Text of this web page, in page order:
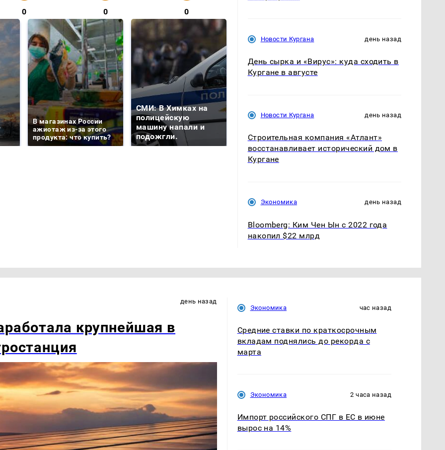
0 0 0
В магазинах России
ажиотаж из-за этого
продукта: что купить?
СМИ: В Химках на
полицейскую
машину напали и
подожгли.
Где будет встреча
России: Европа?
Такую зиму в России
так?!
Новости Кургана день назад
День сырка и «Вирус»: куда сходить в
Кургане в августе
Новости Кургана день назад
Строительная компания «Атлант»
восстанавливает исторический дом в
Кургане
Экономика день назад
Bloomberg: Ким Чен Ын с 2022 года
накопил $22 млрд
день назад
крупнейшая в
Экономика час назад
Средние ставки по краткосрочным
вкладам поднялись до рекорда с
марта
Экономика 2 часа назад
Импорт российского СПГ в ЕС в июне
вырос на 14%